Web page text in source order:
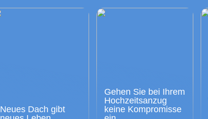
Neues Dach gibt
Gehen Sie bei Ihrem
Hochzeitsanzug
keine Kompromisse